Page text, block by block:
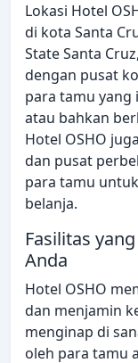
Lokasi Hotel
di kota Santa
State Santa
dengan pusat
para tamu yang
atau bahkan
Hotel OSHO
dan pusat
para tamu
belanja.
Fasilitas
Anda
Hotel OSHO
dan menjamin
menginap di
oleh para tamu